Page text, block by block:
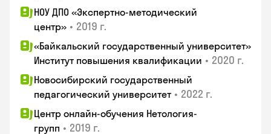
НОУ ДПО «Экспертно-методический
центр» • 2019 г.
«Байкальский государственный университет»
Институт повышения квалификации • 2020 г.
Новосибирский государственный
педагогический университет • 2022 г.
Центр онлайн-обучения Нетология-
групп • 2019 г.